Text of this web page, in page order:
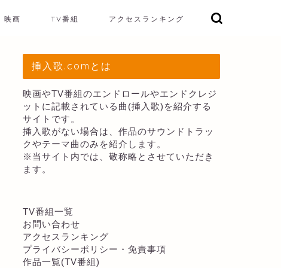
映画 TV番組 アクセスランキング
挿入歌.comとは
映画やTV番組のエンドロールやエンドクレジ
ットに記載されている曲(挿入歌)を紹介する
サイトです。
挿入歌がない場合は、作品のサウンドトラッ
クやテーマ曲のみを紹介します。
※当サイト内では、敬称略とさせていただき
ます。
TV番組一覧
お問い合わせ
アクセスランキング
プライバシーポリシー・免責事項
作品一覧(TV番組)